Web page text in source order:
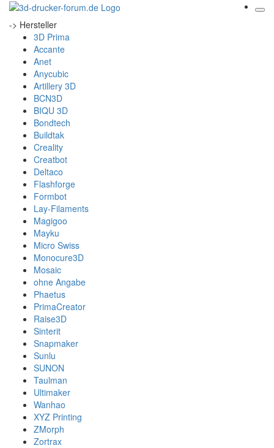
-> Hersteller
3D Prima
Accante
Anet
Anycubic
Artillery 3D
BCN3D
BIQU 3D
Bondtech
Buildtak
Creality
Creatbot
Deltaco
Flashforge
Formbot
Lay-Filaments
Magigoo
Mayku
Micro Swiss
Monocure3D
Mosaic
ohne Angabe
Phaetus
PrimaCreator
Raise3D
Sinterit
Snapmaker
Sunlu
SUNON
Taulman
Ultimaker
Wanhao
XYZ Printing
ZMorph
Zortrax